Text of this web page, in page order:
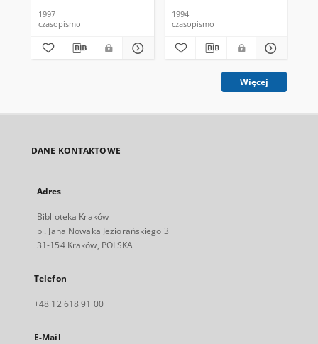
1997
czasopismo
1994
czasopismo
Więcej
DANE KONTAKTOWE
Adres
Biblioteka Kraków
pl. Jana Nowaka Jeziorańskiego 3
31-154 Kraków, POLSKA
Telefon
+48 12 618 91 00
E-Mail